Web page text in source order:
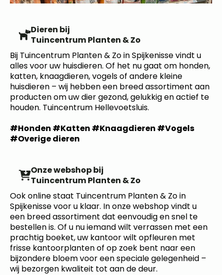
Dieren bij
Tuincentrum Planten & Zo
Bij Tuincentrum Planten & Zo in Spijkenisse vindt u
alles voor uw huisdieren. Of het nu gaat om honden,
katten, knaagdieren, vogels of andere kleine
huisdieren – wij hebben een breed assortiment aan
producten om uw dier gezond, gelukkig en actief te
houden. Tuincentrum Hellevoetsluis.
#Honden #Katten #Knaagdieren #Vogels
#Overige dieren
Onze webshop bij
Tuincentrum Planten & Zo
Ook online staat Tuincentrum Planten & Zo in
Spijkenisse voor u klaar. In onze webshop vindt u
een breed assortiment dat eenvoudig en snel te
bestellen is. Of u nu iemand wilt verrassen met een
prachtig boeket, uw kantoor wilt opfleuren met
frisse kantoorplanten of op zoek bent naar een
bijzondere bloem voor een speciale gelegenheid –
wij bezorgen kwaliteit tot aan de deur.